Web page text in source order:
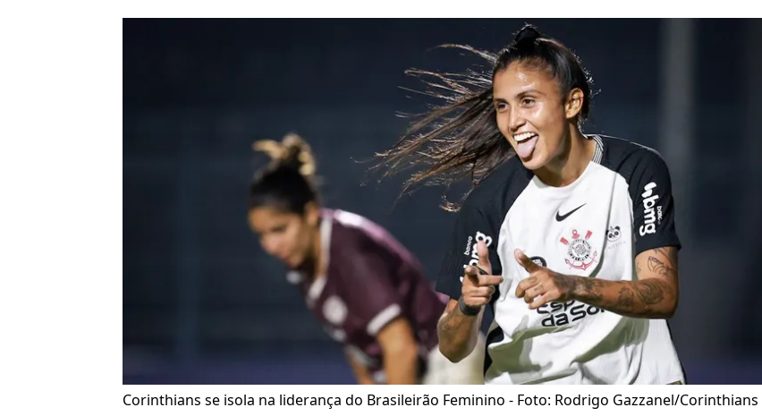
Corinthians se isola na liderança do Brasileirão Feminino - Foto: Rodrigo Gazzanel/Corinthians